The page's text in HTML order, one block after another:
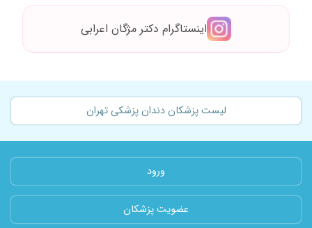
اینستاگرام دکتر مژگان اعرابی
لیست پزشکان دندان پزشکی تهران
ورود
عضویت پزشکان